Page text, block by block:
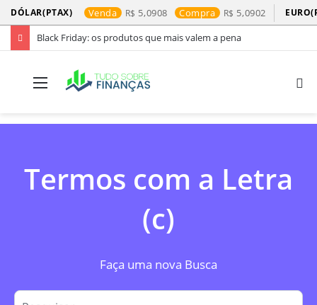
DÓLAR(PTAX) Venda 5,0908 Compra 5,0902
Black Friday: os produtos que mais valem a pena
Menu
Termos com a Letra
(c)
Faça uma nova Busca